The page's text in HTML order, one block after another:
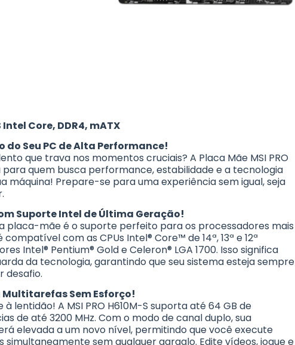
Intel Core, DDR4, mATX
do Seu PC de Alta Performance!
que trava nos momentos cruciais? A Placa Mãe MSI PRO
para quem busca performance, estabilidade e a tecnologia
máquina! Prepare-se para uma experiência sem igual, seja
Suporte Intel de Última Geração!
placa-mãe é o suporte perfeito para os processadores mais
com as CPUs Intel® Core™ de 14ª, 13ª e 12ª
Intel® Pentium® Gold e Celeron® LGA 1700. Isso significa
da tecnologia, garantindo que seu sistema esteja sempre
desafio.
Sem Esforço!
lentidão! A MSI PRO H610M-S suporta até 64 GB de
de até 3200 MHz. Com o modo de canal duplo, sua
elevada a um novo nível, permitindo que você execute
sem qualquer gargalo. Edite vídeos, jogue e